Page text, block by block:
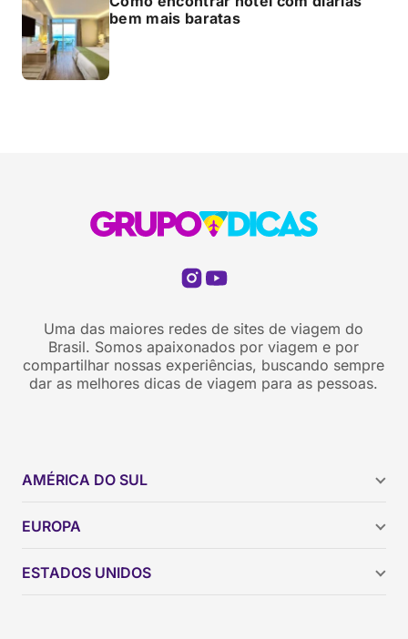
bem mais baratas
Uma das maiores redes de sites de viagem do
Brasil. Somos apaixonados por viagem e por
compartilhar nossas experiências, buscando sempre
dar as melhores dicas de viagem para as pessoas.
AMÉRICA DO SUL
Brasil
Colômbia
EUROPA
ESTADOS UNIDOS